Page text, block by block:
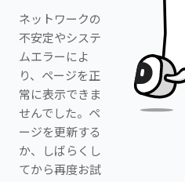
ネットワークの
不安定やシステ
ムエラーによ
り、ページを正
常に表示できま
せんでした。ペ
ージを更新する
か、しばらくし
てから再度お試